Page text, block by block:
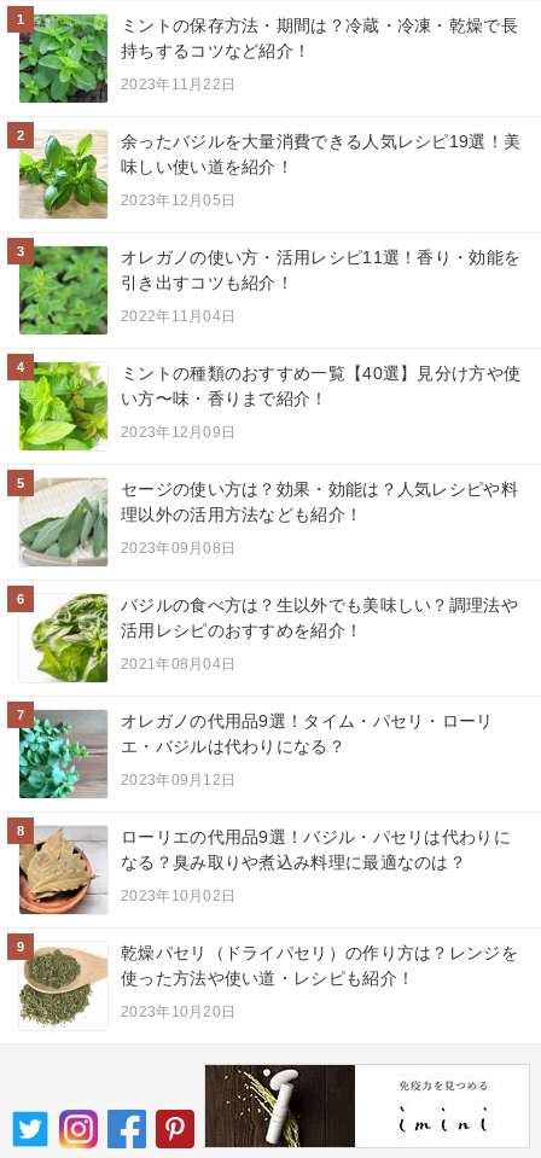
1
ミントの保存方法・期間は？冷蔵・冷凍・乾燥で長
持ちするコツなど紹介！
2023年11月22日
2
余ったバジルを大量消費できる人気レシピ19選！美
味しい使い道を紹介！
2023年12月05日
3
オレガノの使い方・活用レシピ11選！香り・効能を
引き出すコツも紹介！
2022年11月04日
4
ミントの種類のおすすめ一覧【40選】見分け方や使
い方〜味・香りまで紹介！
2023年12月09日
5
セージの使い方は？効果・効能は？人気レシピや料
理以外の活用方法なども紹介！
2023年09月08日
6
バジルの食べ方は？生以外でも美味しい？調理法や
活用レシピのおすすめを紹介！
2021年08月04日
7
オレガノの代用品9選！タイム・パセリ・ローリ
エ・バジルは代わりになる？
2023年09月12日
8
ローリエの代用品9選！バジル・パセリは代わりに
なる？臭み取りや煮込み料理に最適なのは？
2023年10月02日
9
乾燥パセリ（ドライパセリ）の作り方は？レンジを
使った方法や使い道・レシピも紹介！
2023年10月20日